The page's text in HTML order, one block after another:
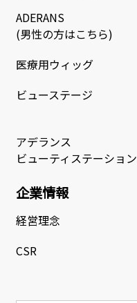
ADERANS
(男性の方はこちら)
医療用ウィッグ
ビューステージ
アデランス
ビューティステーション
企業情報
経営理念
CSR